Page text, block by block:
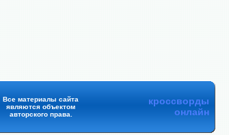
Все материалы сайта
являются объектом
авторского права.
кроссворды
онлайн